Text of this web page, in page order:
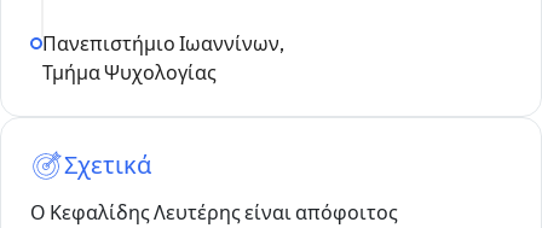
Πανεπιστήμιο Ιωαννίνων,
Τμήμα Ψυχολογίας
Σχετικά
Ο Κεφαλίδης Λευτέρης είναι απόφοιτος